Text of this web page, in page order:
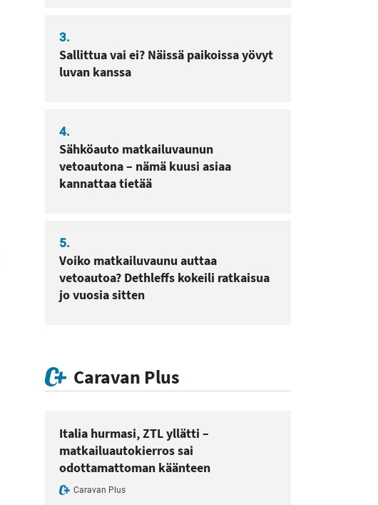
3.
Sallittua vai ei? Näissä paikoissa yövyt
luvan kanssa
4.
Sähköauto matkailuvaunun
vetoautona – nämä kuusi asiaa
kannattaa tietää
5.
Voiko matkailuvaunu auttaa
vetoautoa? Dethleffs kokeili ratkaisua
jo vuosia sitten
Caravan Plus
Italia hurmasi, ZTL yllätti –
matkailuautokierros sai
odottamattoman käänteen
Caravan Plus